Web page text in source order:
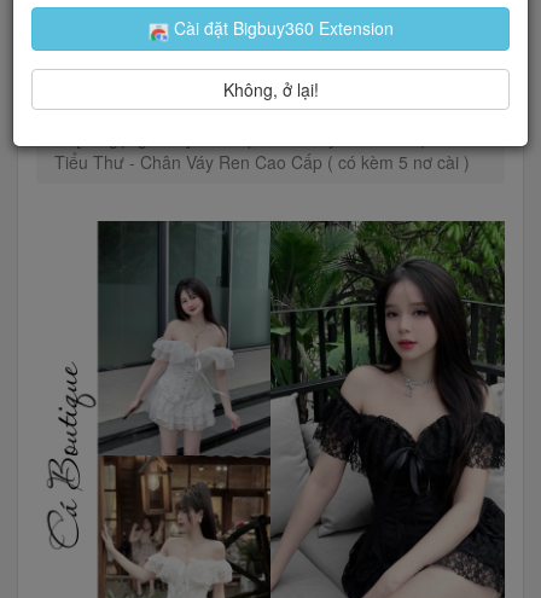
Trang chủ Thời Trang Nữ Bộ
Đồ lẻ
Tiểu Thư - Chân Váy Ren Cao Cấp ( có kèm 5 nơ cài )
Cài đặt Bigbuy360 Extension
Không, ở lại!